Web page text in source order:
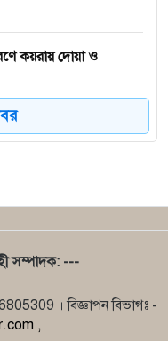
কয়রায় দোয়া ও
জাহিদ হোসেন
দাবিতে ২২
জয়নাল আবেদীন টিপুর
সম্পাদক: ---
। বিজ্ঞাপন বিভাগঃ -
,